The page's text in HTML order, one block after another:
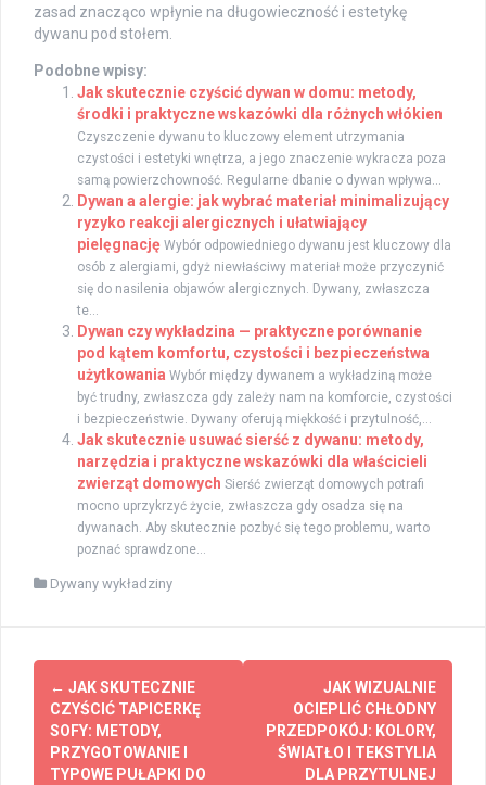
zasad znacząco wpłynie na długowieczność i estetykę
dywanu pod stołem.
Podobne wpisy:
Jak skutecznie czyścić dywan w domu: metody,
środki i praktyczne wskazówki dla różnych włókien
Czyszczenie dywanu to kluczowy element utrzymania
czystości i estetyki wnętrza, a jego znaczenie wykracza poza
samą powierzchowność. Regularne dbanie o dywan wpływa...
Dywan a alergie: jak wybrać materiał minimalizujący
ryzyko reakcji alergicznych i ułatwiający
pielęgnację Wybór odpowiedniego dywanu jest kluczowy dla
osób z alergiami, gdyż niewłaściwy materiał może przyczynić
się do nasilenia objawów alergicznych. Dywany, zwłaszcza
te...
Dywan czy wykładzina — praktyczne porównanie
pod kątem komfortu, czystości i bezpieczeństwa
użytkowania Wybór między dywanem a wykładziną może
być trudny, zwłaszcza gdy zależy nam na komforcie, czystości
i bezpieczeństwie. Dywany oferują miękkość i przytulność,...
Jak skutecznie usuwać sierść z dywanu: metody,
narzędzia i praktyczne wskazówki dla właścicieli
zwierząt domowych Sierść zwierząt domowych potrafi
mocno uprzykrzyć życie, zwłaszcza gdy osadza się na
dywanach. Aby skutecznie pozbyć się tego problemu, warto
poznać sprawdzone...
Dywany wykładziny
Zobacz
wpisy
← JAK SKUTECZNIE
CZYŚCIĆ TAPICERKĘ
SOFY: METODY,
PRZYGOTOWANIE I
TYPOWE PUŁAPKI DO
JAK WIZUALNIE
OCIEPLIĆ CHŁODNY
PRZEDPOKÓJ: KOLORY,
ŚWIATŁO I TEKSTYLIA
DLA PRZYTULNEJ